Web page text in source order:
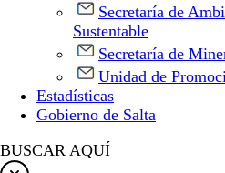
Secretaría de
Sustentable
Secretaría de
Unidad de
Estadísticas
Gobierno de Salta
BUSCAR AQUÍ